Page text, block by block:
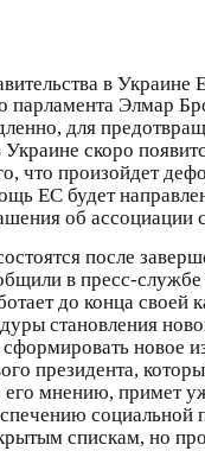
в
парламента Элмар
для
скоро
что произойдет
ЕС будет
об ассоциации
после
в пресс-
до конца
становления
новое
президента,
его мнению,
спискам, но